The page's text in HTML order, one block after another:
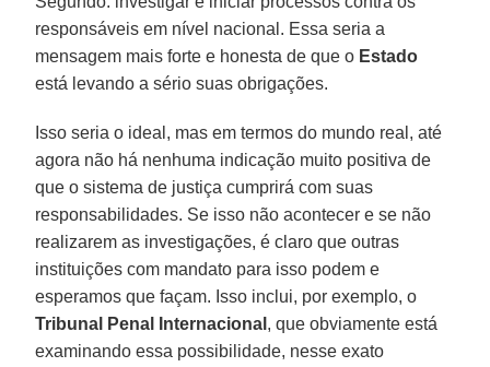
responsáveis em nível nacional. Essa seria a
mensagem mais forte e honesta de que o Estado
está levando a sério suas obrigações.
Isso seria o ideal, mas em termos do mundo real, até
agora não há nenhuma indicação muito positiva de
que o sistema de justiça cumprirá com suas
responsabilidades. Se isso não acontecer e se não
realizarem as investigações, é claro que outras
instituições com mandato para isso podem e
esperamos que façam. Isso inclui, por exemplo, o
Tribunal Penal Internacional , que obviamente está
examinando essa possibilidade, nesse exato